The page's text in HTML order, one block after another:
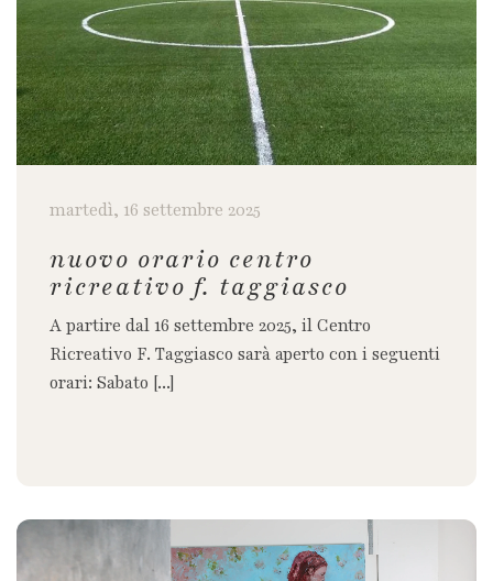
martedì, 16 settembre 2025
nuovo orario centro
ricreativo f. taggiasco
A partire dal 16 settembre 2025, il Centro
Ricreativo F. Taggiasco sarà aperto con i seguenti
orari: Sabato [...]